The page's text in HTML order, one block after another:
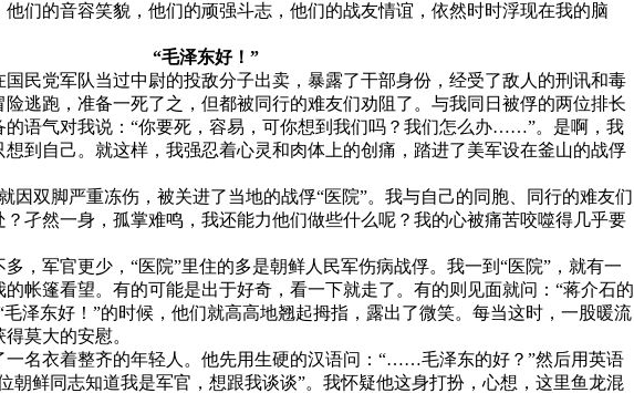
他们的音容笑貌，他们的顽强斗志，他们的战友情谊，依然时时浮现在我的脑
“毛泽东好！”
民党军队当过中尉的投敌分子出卖，暴露了干部身份，经受了敌人的刑讯和毒
逃跑，准备一死了之，但都被同行的难友们劝阻了。与我同日被俘的两位排长
的语气对我说：“你要死，容易，可你想到我们吗？我们怎么办……”。是啊，我
到自己。就这样，我强忍着心灵和肉体上的创痛，踏进了美军设在釜山的战俘
因双脚严重冻伤，被关进了当地的战俘“医院”。我与自己的同胞、同行的难友们
孑然一身，孤掌难鸣，我还能力他们做些什么呢？我的心被痛苦咬噬得几乎要
，军官更少，“医院”里住的多是朝鲜人民军伤病战俘。我一到“医院”，就有一
帐篷看望。有的可能是出于好奇，看一下就走了。有的则见面就问：“蒋介石的
泽东好！”的时候，他们就高高地翘起拇指，露出了微笑。每当这时，一股暖流
莫大的安慰。
一名衣着整齐的年轻人。他先用生硬的汉语问：“……毛泽东的好？”然后用英语
朝鲜同志知道我是军官，想跟我谈谈”。我怀疑他这身打扮，心想，这里鱼龙混